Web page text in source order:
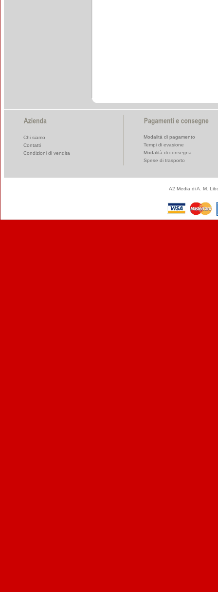
Chi siamo
Contatti
Condizioni di vendita
Modalità di pagamento
Tempi di evasione
Modalità di consegna
Spese di trasporto
A2 Media di A. M.